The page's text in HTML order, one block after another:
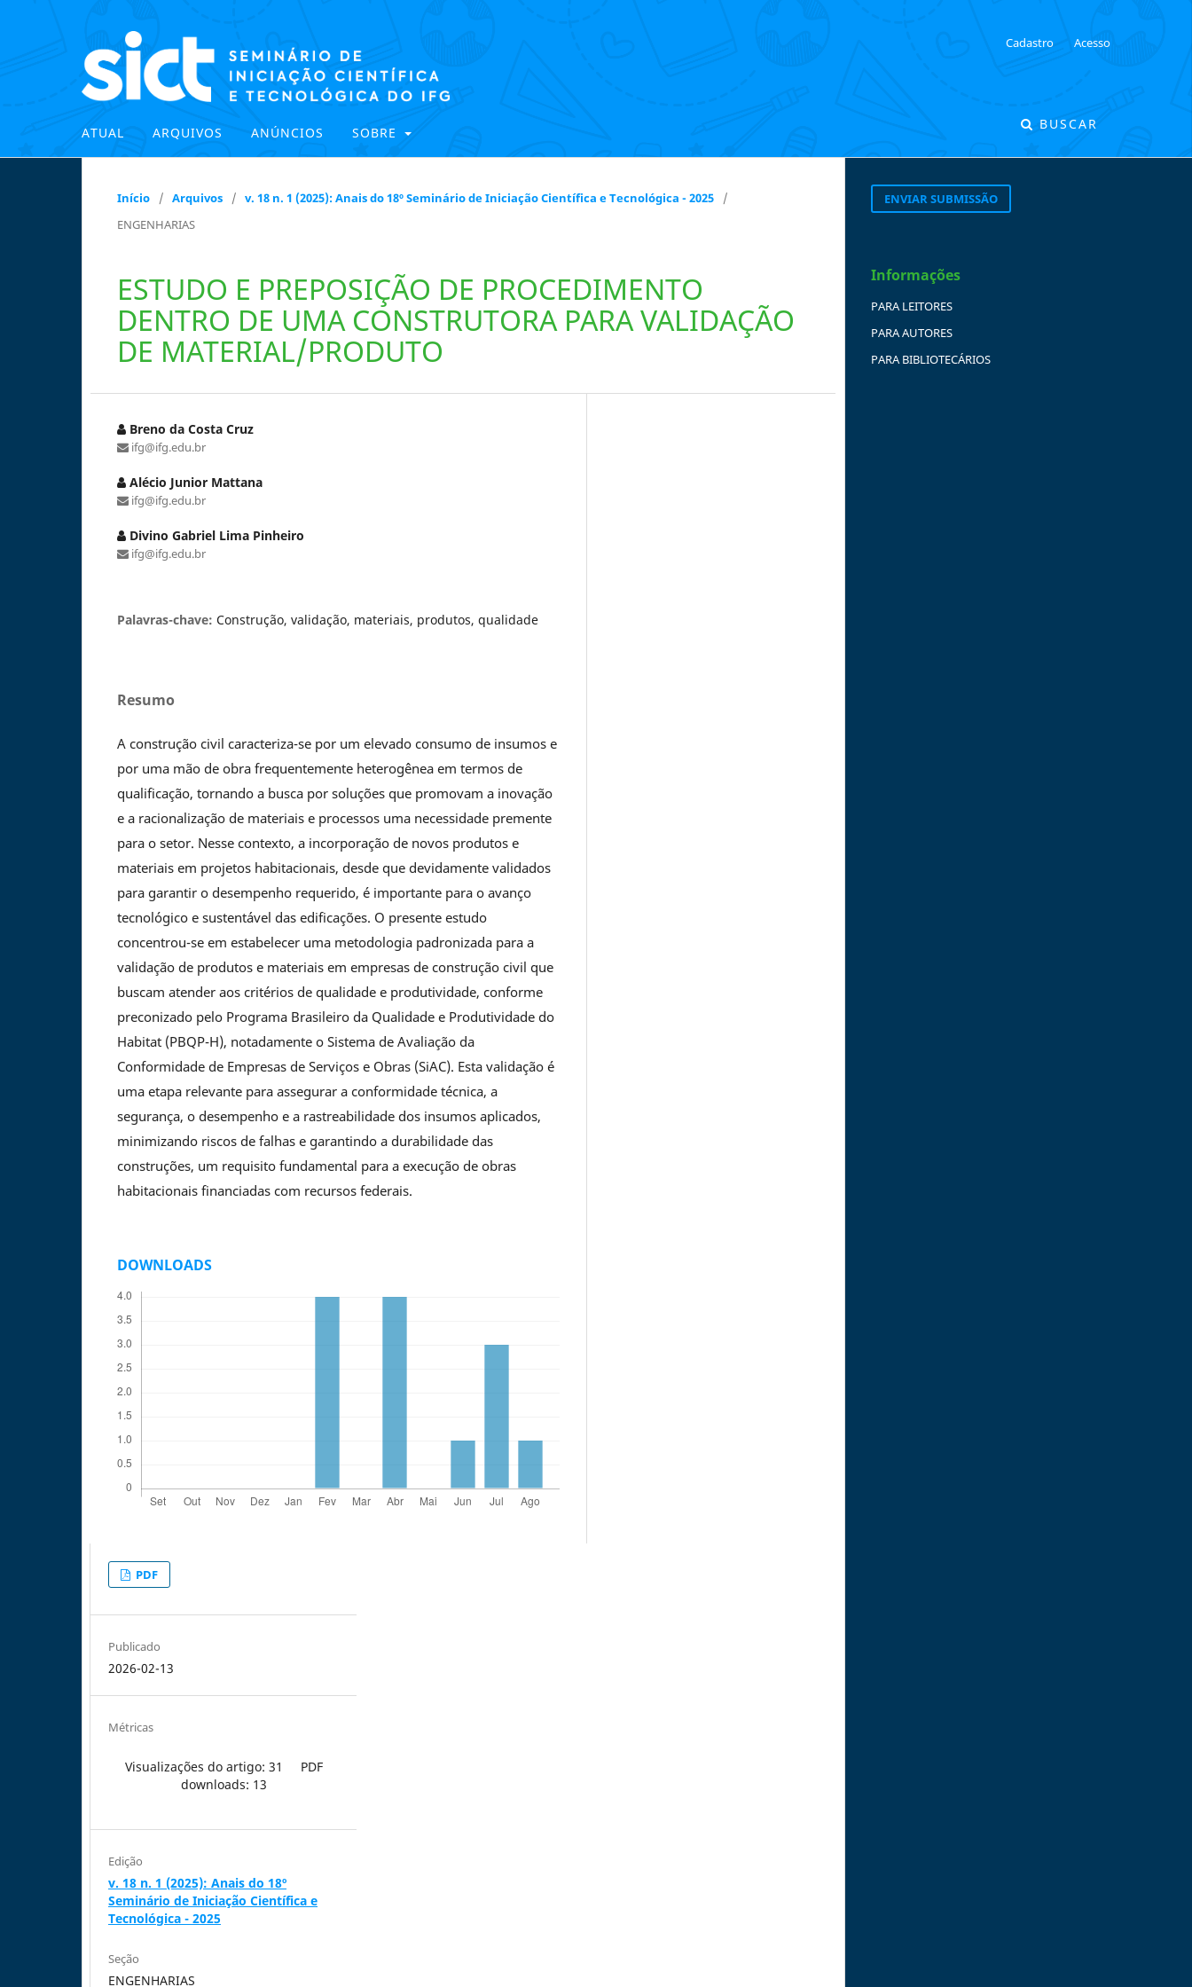
ATUAL ARQUIVOS ANÚNCIOS SOBRE
BUSCAR
Cadastro Acesso
Início / Arquivos / v. 18 n. 1 (2025): Anais do 18º Seminário de Iniciação Científica e Tecnológica - 2025
/
ENGENHARIAS
ESTUDO E PREPOSIÇÃO DE PROCEDIMENTO
DENTRO DE UMA CONSTRUTORA PARA VALIDAÇÃO
DE MATERIAL/PRODUTO
Breno da Costa Cruz
ifg@ifg.edu.br
Alécio Junior Mattana
ifg@ifg.edu.br
Divino Gabriel Lima Pinheiro
ifg@ifg.edu.br
Palavras-chave: Construção, validação, materiais, produtos, qualidade
Resumo
A construção civil caracteriza-se por um elevado consumo de insumos e
por uma mão de obra frequentemente heterogênea em termos de
qualificação, tornando a busca por soluções que promovam a inovação
e a racionalização de materiais e processos uma necessidade premente
para o setor. Nesse contexto, a incorporação de novos produtos e
materiais em projetos habitacionais, desde que devidamente validados
para garantir o desempenho requerido, é importante para o avanço
tecnológico e sustentável das edificações. O presente estudo
concentrou-se em estabelecer uma metodologia padronizada para a
validação de produtos e materiais em empresas de construção civil que
buscam atender aos critérios de qualidade e produtividade, conforme
preconizado pelo Programa Brasileiro da Qualidade e Produtividade do
Habitat (PBQP-H), notadamente o Sistema de Avaliação da
Conformidade de Empresas de Serviços e Obras (SiAC). Esta validação é
uma etapa relevante para assegurar a conformidade técnica, a
segurança, o desempenho e a rastreabilidade dos insumos aplicados,
minimizando riscos de falhas e garantindo a durabilidade das
construções, um requisito fundamental para a execução de obras
habitacionais financiadas com recursos federais.
DOWNLOADS
PDF
Publicado
2026-02-13
Métricas
Visualizações do artigo: 31
PDF
downloads: 13
Edição
v. 18 n. 1 (2025): Anais do 18º
Seminário de Iniciação Científica e
Tecnológica - 2025
Seção
ENGENHARIAS
ENVIAR SUBMISSÃO
Informações
PARA LEITORES
PARA AUTORES
PARA BIBLIOTECÁRIOS